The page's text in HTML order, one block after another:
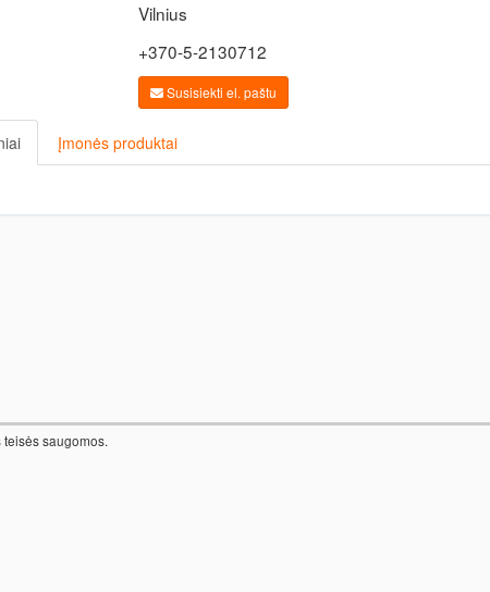
Vilnius
+370-5-2130712
Susisiekti el. paštu
Įmonės produktai
teisės saugomos.